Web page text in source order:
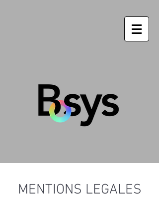
MENTIONS LEGALES